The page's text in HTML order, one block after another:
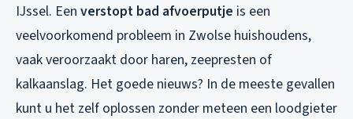
IJssel. Een verstopt bad afvoerputje is een
veelvoorkomend probleem in Zwolse huishoudens,
vaak veroorzaakt door haren, zeepresten of
kalkaanslag. Het goede nieuws? In de meeste gevallen
kunt u het zelf oplossen zonder meteen een loodgieter